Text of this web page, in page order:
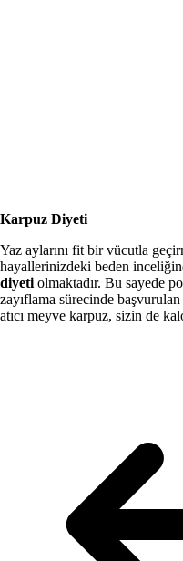
Karpuz Diyeti
Yaz aylarını fit bir vücutla
hayallerinizdeki beden
diyeti olmaktadır. Bu sayede
zayıflama sürecinde
atıcı meyve karpuz, sizin de